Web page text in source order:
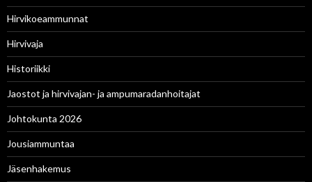
Hirvikoeammunnat
Hirvivaja
Historiikki
Jaostot ja hirvivajan- ja ampumaradanhoitajat
Johtokunta 2026
Jousiammuntaa
Jäsenhakemus